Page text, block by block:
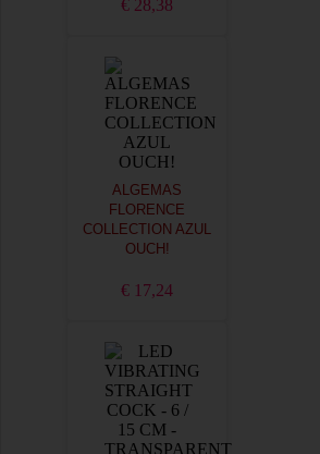
€ 28,38
ALGEMAS
FLORENCE
COLLECTION AZUL
OUCH!
€ 17,24